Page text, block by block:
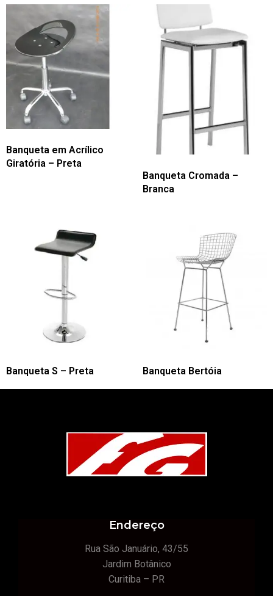
Banqueta em Acrílico
Giratória – Preta
Banqueta Cromada –
Branca
Banqueta S – Preta Banqueta Bertóia
Endereço
Rua São Januário, 43/55
Jardim Botânico
Curitiba – PR